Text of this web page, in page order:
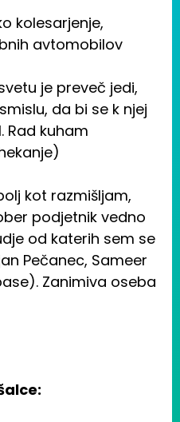
kolesarjenje,
avtomobilov
je preveč jedi,
da bi se k njej
Rad kuham
kot razmišljam,
podjetnik vedno
od katerih sem se
Pečanec, Sameer
Zanimiva oseba